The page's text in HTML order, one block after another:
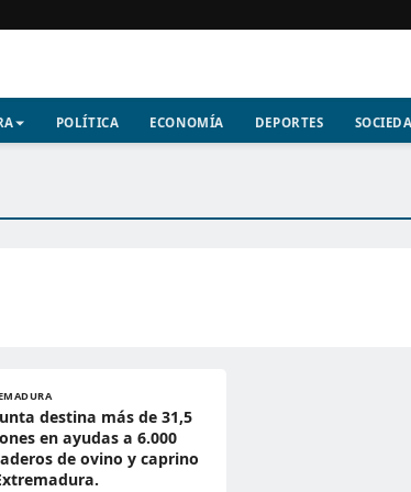
POLÍTICA ECONOMÍA DEPORTES
destina más de 31,5
en ayudas a 6.000
de ovino y caprino